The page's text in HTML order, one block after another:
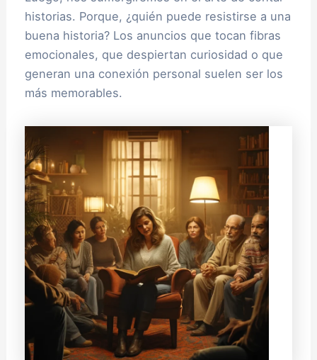
historias. Porque, ¿quién puede resistirse a una
buena historia? Los anuncios que tocan fibras
emocionales, que despiertan curiosidad o que
generan una conexión personal suelen ser los
más memorables.